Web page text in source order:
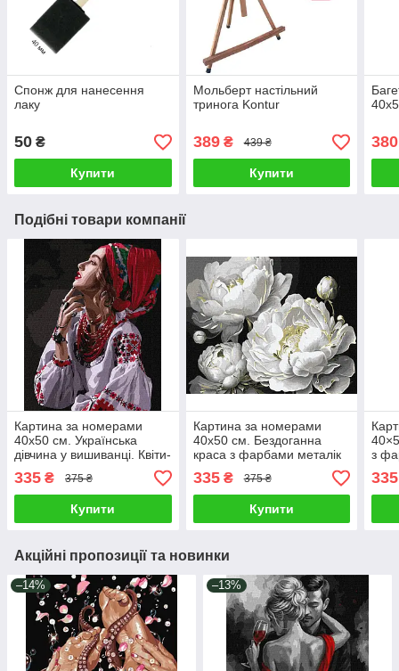
Спонж для нанесення
лаку
50 ₴
Купити
Мольберт настільний
тринога Kontur
389₴ 439 ₴
Купити
380
Подібні товари компанії
Картина за номерами
40х50 см. Українська
дівчина у вишиванці. Квіти-
335 ₴ 375 ₴
Купити
Картина за номерами
40х50 см. Бездоганна
краса з фарбами металік
2 ©art_selena_ua Ідейка
КНО3302
335₴ 375 ₴
Купити
з
335
Акційні пропозиції та новинки
–14% –13%